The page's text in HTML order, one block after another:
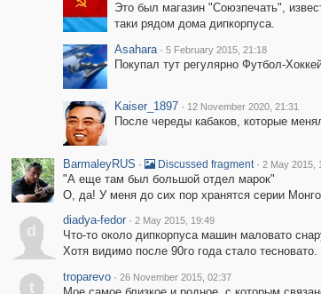
Это был магазин "Союзпечать",
таки рядом дома дипкорпуса.
Asahara · 5 February 2015, 21:18
Покупал тут регулярно Футбол-
Kaiser_1897 · 12 November 2020, 21:31
После череды кабаков, которые
BarmaleyRUS · Discussed fragment · 2 May 2015,
"А еще там был большой отдел марок"
О, да! У меня до сих пор хранятся серии
d
diadya-fedor · 2 May 2015, 19:49
Что-то около дипкорпуса машин маловато
Хотя видимо после 90го года стало тесновато.
t
troparevo · 26 November 2015, 02:37